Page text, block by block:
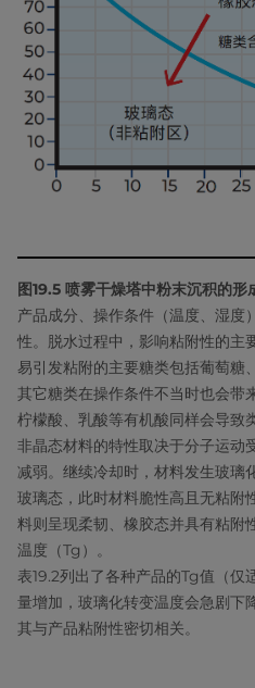
图19.5 喷雾干燥塔中粉末沉积的形
产品成分、操作条件（温度、湿度
性。脱水过程中，影响粘附性的主
易引发粘附的主要糖类包括葡萄糖
其它糖类在操作条件不当时也会带
柠檬酸、乳酸等有机酸同样会导致
非晶态材料的特性取决于分子运动
减弱。继续冷却时，材料发生玻璃
玻璃态，此时材料脆性高且无粘附
料则呈现柔韧、橡胶态并具有粘附
温度（Tg）。
表19.2列出了各种产品的Tg值（仅
量增加，玻璃化转变温度会急剧下
其与产品粘附性密切相关。